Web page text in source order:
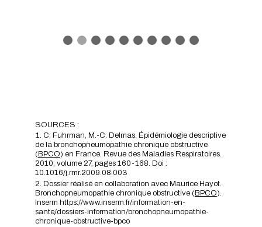
SOURCES :
C. Fuhrman, M.-C. Delmas. Épidémiologie descriptive
de la bronchopneumopathie chronique obstructive
(BPCO) en France. Revue des Maladies Respiratoires.
2010; volume 27, pages 160-168. Doi :
10.1016/j.rmr.2009.08.003
Dossier réalisé en collaboration avec Maurice Hayot.
Bronchopneumopathie chronique obstructive (BPCO).
Inserm https://www.inserm.fr/information-en-
sante/dossiers-information/bronchopneumopathie-
chronique-obstructive-bpco